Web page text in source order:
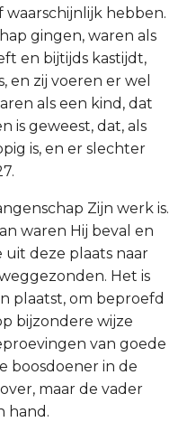
hebben.
gingen, waren als
en bijtijds kastijdt,
en zij voeren er wel
als een kind, dat
is geweest, dat, als
is, en er slechter
Zijn werk is.
waren Hij beval en
uit deze plaats naar
Het is
plaatst, om beproefd
bijzondere wijze
van goede
boosdoener in de
maar de vader
hand.